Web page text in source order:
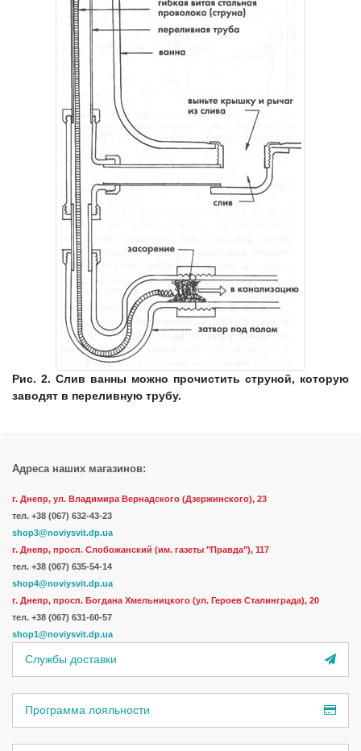
Рис. 2. Слив ванны можно прочистить струной, которую
заводят в переливную трубу.
Адреса наших магазинов:
г. Днепр, ул. Владимира Вернадского (Дзержинского), 23
тел. +38 (067) 632-43-23
shop3@noviysvit.dp.ua
г. Днепр, просп. Слобожанский (им. газеты "Правда"), 117
тел. +38 (067) 635-54-14
shop4@noviysvit.dp.ua
г. Днепр, просп. Богдана Хмельницкого (ул. Героев Сталинграда), 20
тел. +38 (067) 631-60-57
shop1@noviysvit.dp.ua
Службы доставки
Программа лояльности